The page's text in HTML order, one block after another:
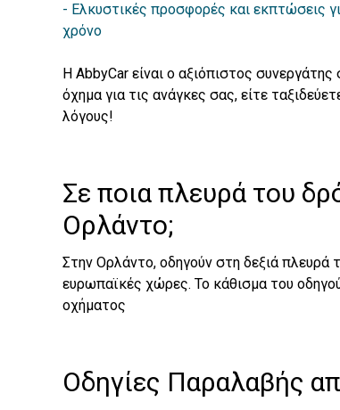
Ελκυστικές προσφορές και εκπτώσεις
χρόνο
Η AbbyCar είναι ο αξιόπιστος
όχημα για τις ανάγκες σας, είτε
λόγους!
Σε ποια πλευρά του
Ορλάντο;
Στην Ορλάντο, οδηγούν στη δεξιά
ευρωπαϊκές χώρες. Το κάθισμα του
οχήματος
Οδηγίες Παραλαβής